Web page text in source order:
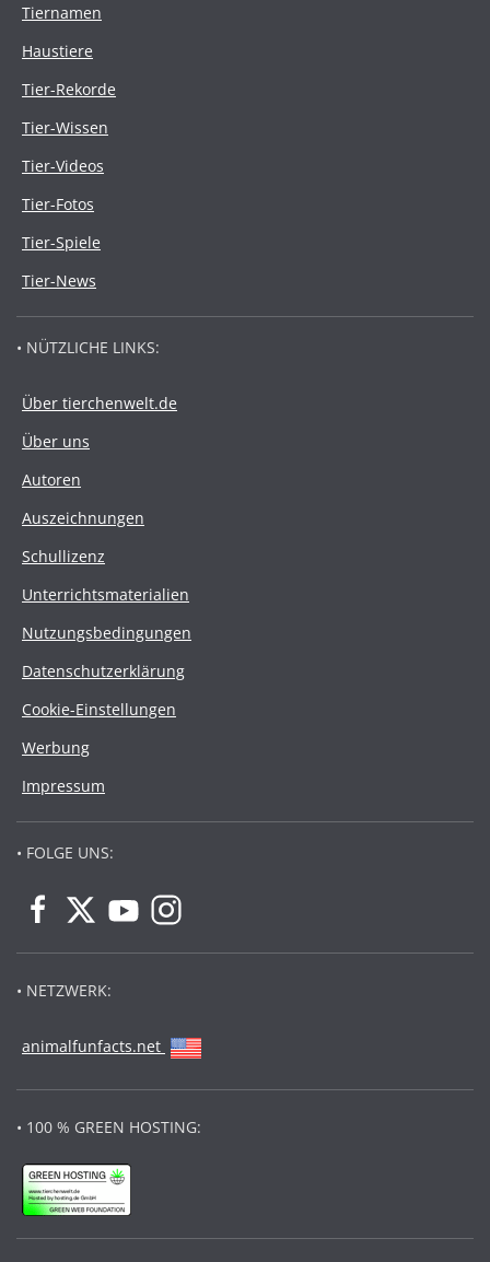
Tiernamen
Haustiere
Tier-Rekorde
Tier-Wissen
Tier-Videos
Tier-Fotos
Tier-Spiele
Tier-News
• NÜTZLICHE LINKS:
Über tierchenwelt.de
Über uns
Autoren
Auszeichnungen
Schullizenz
Unterrichtsmaterialien
Nutzungsbedingungen
Datenschutzerklärung
Cookie-Einstellungen
Werbung
Impressum
• FOLGE UNS:
• NETZWERK:
animalfunfacts.net
• 100 % GREEN HOSTING: